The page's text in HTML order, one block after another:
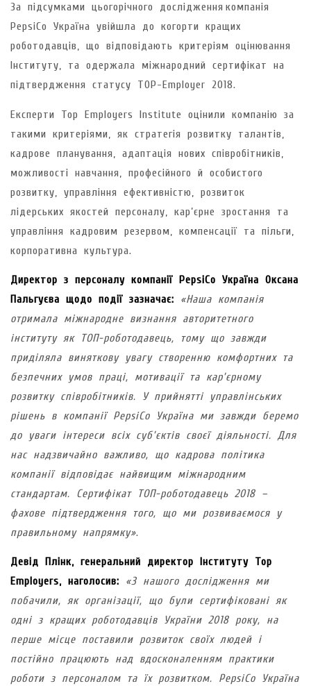
За підсумками цьогорічного дослідження компанія
PepsiCo Україна увійшла до когорти кращих
роботодавців, що відповідають критеріям оцінювання
Інституту, та одержала міжнародний сертифікат на
підтвердження статусу TOP-Employer 2018.
Експерти Top Employers Institute оцінили компанію за
такими критеріями, як стратегія розвитку талантів,
кадрове планування, адаптація нових співробітників,
можливості навчання, професійного й особистого
розвитку, управління ефективністю, розвиток
лідерських якостей персоналу, кар’єрне зростання та
управління кадровим резервом, компенсації та пільги,
корпоративна культура.
Директор з персоналу компанії PepsiCo Україна Оксана
Пальгуєва щодо події зазначає:
«Наша компанія
отримала міжнародне визнання авторитетного
інституту як ТОП-роботодавець, тому що завжди
приділяла виняткову увагу створенню комфортних та
безпечних умов праці, мотивації та кар’єрному
розвитку співробітників. У прийнятті управлінських
рішень в компанії PepsiCo Україна ми завжди беремо
до уваги інтереси всіх суб’єктів своєї діяльності. Для
нас надзвичайно важливо, що кадрова політика
компанії відповідає найвищим міжнародним
стандартам. Сертифікат ТОП-роботодавець 2018 –
фахове підтвердження того, що ми розвиваємося у
правильному напрямку».
Девід Плінк, генеральний директор Інституту Top
Employers, наголосив:
«З нашого дослідження ми
побачили, як організації, що були сертифіковані як
одні з кращих роботодавців України 2018 року, на
перше місце поставили розвиток своїх людей і
постійно працюють над вдосконаленням практики
роботи з персоналом та їх розвитком. PepsiCo Україна